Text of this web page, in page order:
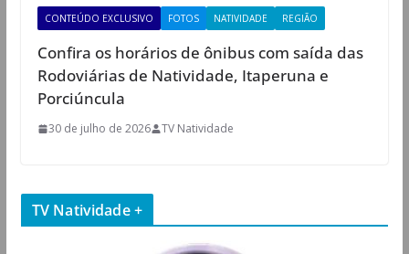
CONTEÚDO EXCLUSIVO FOTOS NATIVIDADE REGIÃO
Confira os horários de ônibus com saída das
Rodoviárias de Natividade, Itaperuna e
Porciúncula
30 de julho de 2026 TV Natividade
TV Natividade +